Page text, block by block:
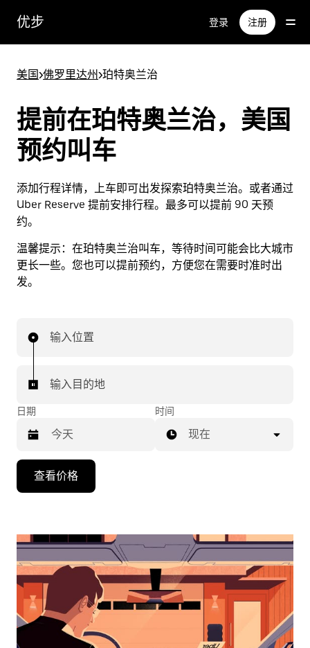
优步 登录 注册
美国>佛罗里达州>珀特奥兰治
提前在珀特奥兰治，美国
预约叫车
添加行程详情，上车即可出发探索珀特奥兰治。或者通过
Uber Reserve 提前安排行程。最多可以提前 90 天预
约。
温馨提示： 在珀特奥兰治叫车，等待时间可能会比大城市
更长一些。您也可以提前预约，方便您在需要时准时出
发。
输入位置
输入目的地
日期
向
头
浏
日
时间
现在
查看价格